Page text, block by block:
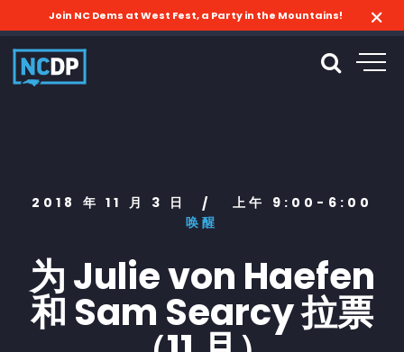
Join NC Dems at West Fest, a Party in the Mountains!
2018 年 11 月 3 日 /
上午 9:00-6:00
唤醒
为 Julie von Haefen
和 Sam Searcy 拉票